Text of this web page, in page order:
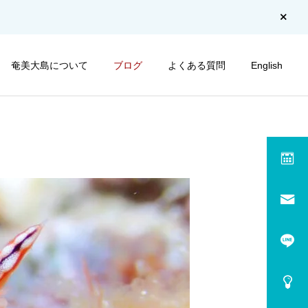
奄美大島について ブログ よくある質問 English